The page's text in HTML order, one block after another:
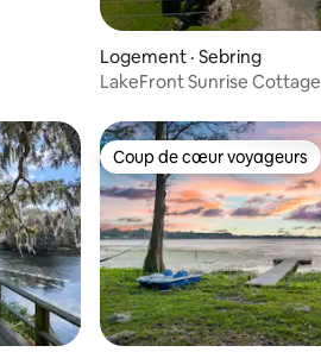
Logement · Sebring
LakeFront Sunrise Cottage
Coup de cœur voyageurs
Coup de cœur voyageurs